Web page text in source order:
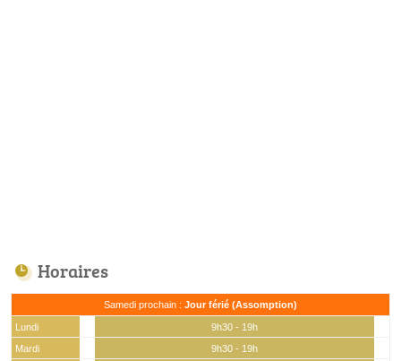
Horaires
Samedi prochain : Jour férié (Assomption)
Lundi
9h30 - 19h
Mardi
9h30 - 19h